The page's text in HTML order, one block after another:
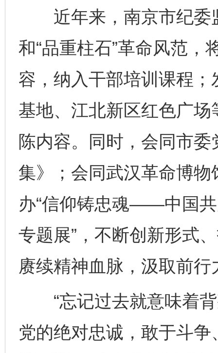
近年来，南京市纪委
和“品重柱石”革命风范，
容，纳入干部培训课程
基地、江北新区红色广
陈内容。同时，会同市
集》；会同武汉革命博
办“信仰铸忠魂——中国
专题展”，不断创新形式
赓续精神血脉，汲取前行
“忘记过去就意味着背
党的绝对忠诚，敢于斗